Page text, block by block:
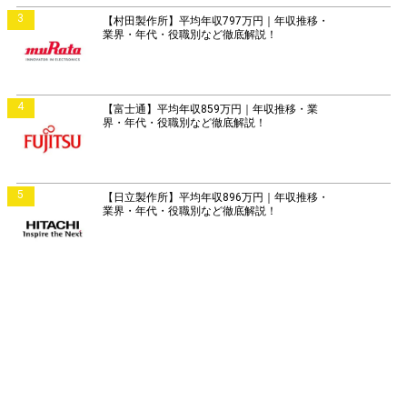
3
【村田製作所】平均年収797万円｜年収推移・
業界・年代・役職別など徹底解説！
4
【富士通】平均年収859万円｜年収推移・業
界・年代・役職別など徹底解説！
5
【日立製作所】平均年収896万円｜年収推移・
業界・年代・役職別など徹底解説！